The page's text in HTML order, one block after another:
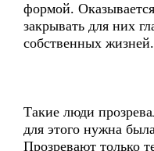
формой.
закрывать для них
собственных жизней.
Такие люди
для этого нужна
Прозревают только